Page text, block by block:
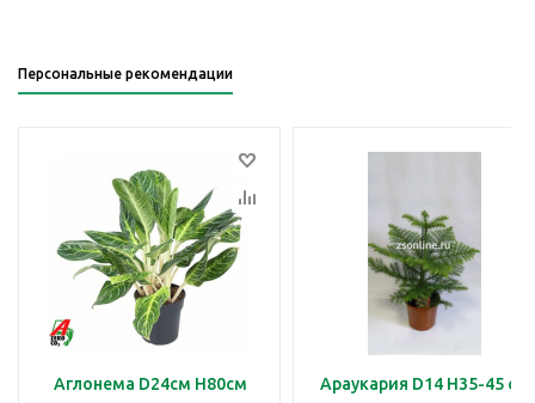
Персональные рекомендации
Аглонема D24см H80см Араукария D14 H35-45 см